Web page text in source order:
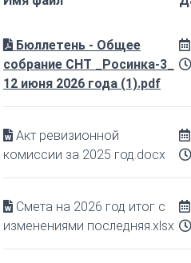
Бюллетень - Общее
собрание СНТ _Росинка-3_
12 июня 2026 года (1).pdf
Акт ревизионной
комиссии за 2025 год.docx
Смета на 2026 год итог с
изменениями последняя.xlsx